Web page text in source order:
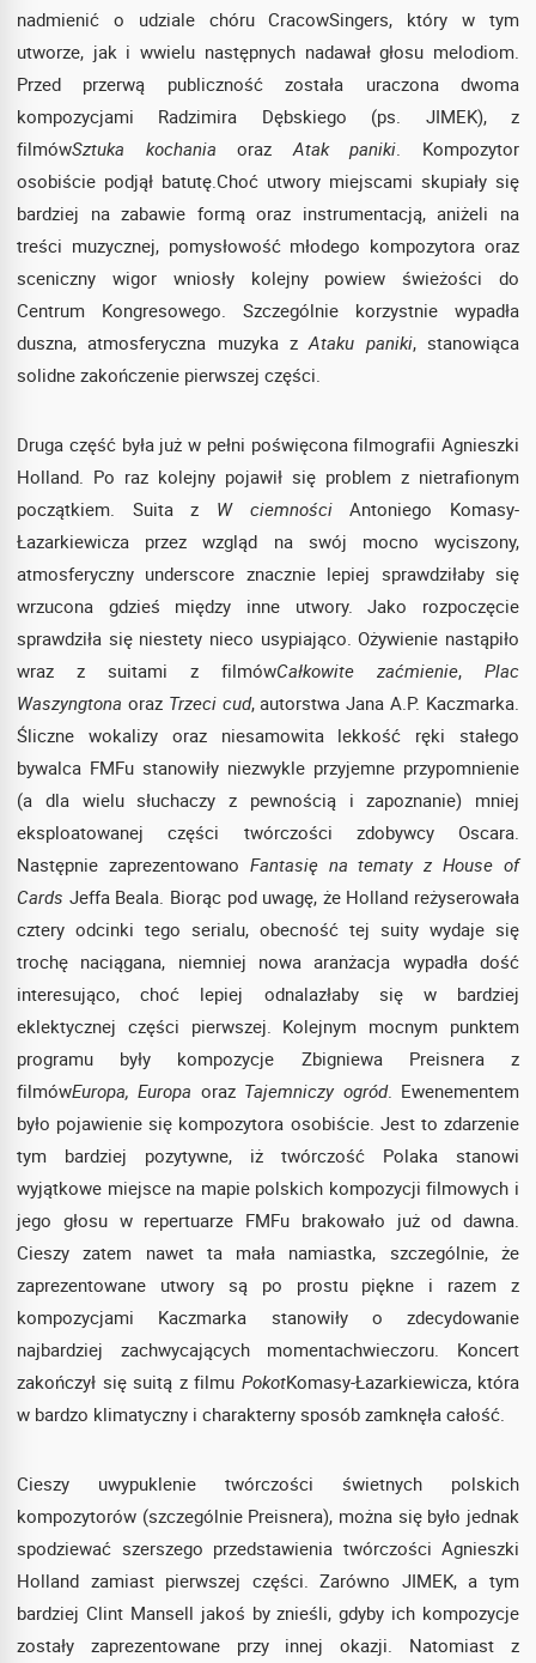
nadmienić o udziale chóru CracowSingers, który w tym
utworze, jak i wwielu następnych nadawał głosu melodiom.
Przed przerwą publiczność została uraczona dwoma
kompozycjami Radzimira Dębskiego (ps. JIMEK), z
filmówSztuka kochania oraz Atak paniki . Kompozytor
osobiście podjął batutę.Choć utwory miejscami skupiały się
bardziej na zabawie formą oraz instrumentacją, aniżeli na
treści muzycznej, pomysłowość młodego kompozytora oraz
sceniczny wigor wniosły kolejny powiew świeżości do
Centrum Kongresowego. Szczególnie korzystnie wypadła
duszna, atmosferyczna muzyka zAtaku paniki, stanowiąca
solidne zakończenie pierwszej części.
Druga część była już w pełni poświęcona filmografii Agnieszki
Holland. Po raz kolejny pojawił się problem z nietrafionym
początkiem. Suita z W ciemnościAntoniego Komasy-
Łazarkiewicza przez wzgląd na swój mocno wyciszony,
atmosferyczny underscore znacznie lepiej sprawdziłaby się
wrzucona gdzieś między inne utwory. Jako rozpoczęcie
sprawdziła się niestety nieco usypiająco. Ożywienie nastąpiło
wraz z suitami z filmówCałkowite zaćmienie, Plac
Waszyngtona oraz Trzeci cud, autorstwa Jana A.P. Kaczmarka.
Śliczne wokalizy oraz niesamowita lekkość ręki stałego
bywalca FMFu stanowiły niezwykle przyjemne przypomnienie
(a dla wielu słuchaczy z pewnością i zapoznanie) mniej
eksploatowanej części twórczości zdobywcy Oscara.
Następnie zaprezentowano Fantasię na tematy z House of
Cards Jeffa Beala. Biorąc pod uwagę, że Holland reżyserowała
cztery odcinki tego serialu, obecność tej suity wydaje się
trochę naciągana, niemniej nowa aranżacja wypadła dość
interesująco, choć lepiej odnalazłaby się w bardziej
eklektycznej części pierwszej. Kolejnym mocnym punktem
programu były kompozycje Zbigniewa Preisnera z
filmówEuropa, Europa oraz Tajemniczy ogród. Ewenementem
było pojawienie się kompozytora osobiście. Jest to zdarzenie
tym bardziej pozytywne, iż twórczość Polaka stanowi
wyjątkowe miejsce na mapie polskich kompozycji filmowych i
jego głosu w repertuarze FMFu brakowało już od dawna.
Cieszy zatem nawet ta mała namiastka, szczególnie, że
zaprezentowane utwory są po prostu piękne i razem z
kompozycjami Kaczmarka stanowiły o zdecydowanie
najbardziej zachwycających momentachwieczoru. Koncert
zakończył się suitą z filmu PokotKomasy-Łazarkiewicza, która
w bardzo klimatyczny i charakterny sposób zamknęła całość.
Cieszy uwypuklenie twórczości świetnych polskich
kompozytorów (szczególnie Preisnera), można się było jednak
spodziewać szerszego przedstawienia twórczości Agnieszki
Holland zamiast pierwszej części. Zarówno JIMEK, a tym
bardziej Clint Mansell jakoś by znieśli, gdyby ich kompozycje
zostały zaprezentowane przy innej okazji. Natomiast z